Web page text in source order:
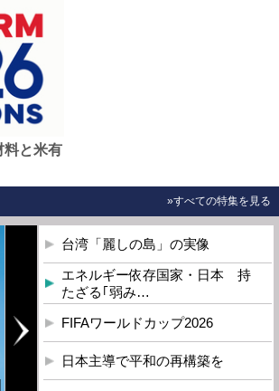
料と米有
»すべての特集を見る
台湾「麗しの島」の実像
エネルギー依存国家・日本 持
たざる｢弱み…
FIFAワールドカップ2026
日本主導で平和の再構築を